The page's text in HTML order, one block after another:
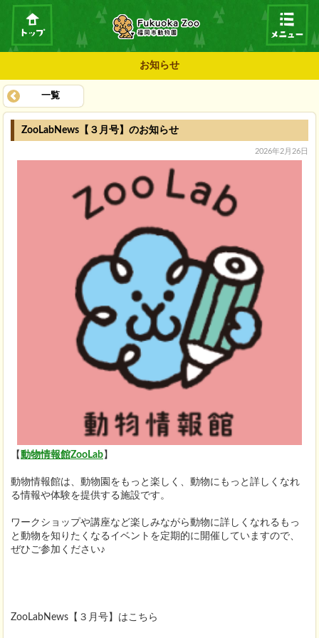
お知らせ
一覧
ZooLabNews【３月号】のお知らせ
2026年2月26日
【動物情報館ZooLab】
動物情報館は、動物園をもっと楽しく、動物にもっと詳しくなれ
る情報や体験を提供する施設です。
ワークショップや講座など楽しみながら動物に詳しくなれるもっ
と動物を知りたくなるイベントを定期的に開催していますので、
ぜひご参加ください♪
ZooLabNews【３月号】はこちら